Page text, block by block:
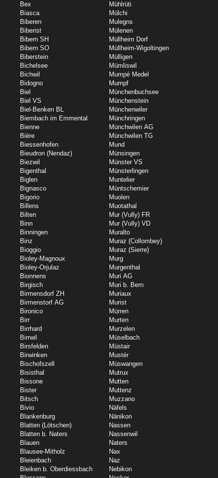
Bex
Biasca
Biberen
Biberist
Bibern SH
Bibern SO
Biberstein
Bichelsee
Bichwil
Bidogno
Biel
Biel VS
Biel-Benken BL
Biembach im Emmental
Bienne
Bière
Biessenhofen
Bieudron (Nendaz)
Biezwil
Bigenthal
Biglen
Bignasco
Bigorio
Billens
Bilten
Binn
Binningen
Binz
Bioggio
Bioley-Magnoux
Bioley-Orjulaz
Bionnens
Birgisch
Birmensdorf ZH
Birmenstorf AG
Bironico
Birr
Birrhard
Birrwil
Birsfelden
Birwinken
Bischofszell
Bisisthal
Bissone
Bister
Bitsch
Bivio
Blankenburg
Blatten (Lötschen)
Blatten b. Naters
Blauen
Blausee-Mitholz
Bleienbach
Bleiken b. Oberdiessbach
Mühlrüti
Mülchi
Mulegns
Mülenen
Müllheim Dorf
Müllheim-Wigoltingen
Mülligen
Mümliswil
Mumpé Medel
Mumpf
Münchenbuchsee
Münchenstein
Münchenwiler
Münchringen
Münchwilen AG
Münchwilen TG
Mund
Münsingen
Münster VS
Münsterlingen
Muntelier
Müntschemier
Muolen
Muotathal
Mur (Vully) FR
Mur (Vully) VD
Muralto
Muraz (Collombey)
Muraz (Sierre)
Murg
Murgenthal
Muri AG
Muri b. Bern
Muriaux
Murist
Mürren
Murten
Murzelen
Müselbach
Müstair
Mustér
Müswangen
Mutrux
Mutten
Muttenz
Muzzano
Näfels
Nänikon
Nassen
Nassenwil
Naters
Nax
Naz
Nebikon